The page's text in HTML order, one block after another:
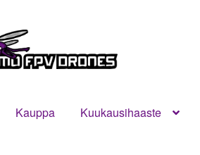
Kauppa Kuukausihaaste